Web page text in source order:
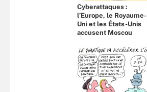
Cyberattaques :
l’Europe, le Royaume-
Uni et les États-Unis
accusent Moscou